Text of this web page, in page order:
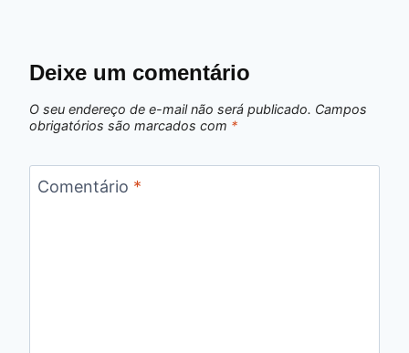
Deixe um comentário
O seu endereço de e-mail não será publicado. Campos
obrigatórios são marcados com *
Comentário *